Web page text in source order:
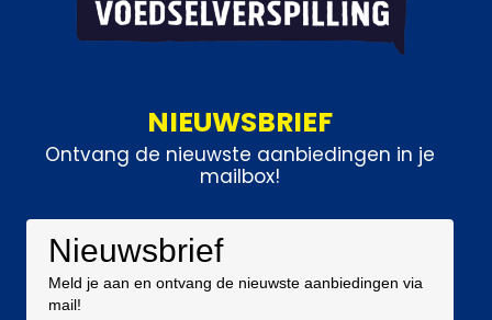
NIEUWSBRIEF
Ontvang de nieuwste aanbiedingen in je
mailbox!
Nieuwsbrief
Meld je aan en ontvang de nieuwste aanbiedingen via
mail!